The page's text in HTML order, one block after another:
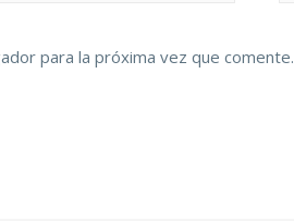
para la próxima vez que comente.